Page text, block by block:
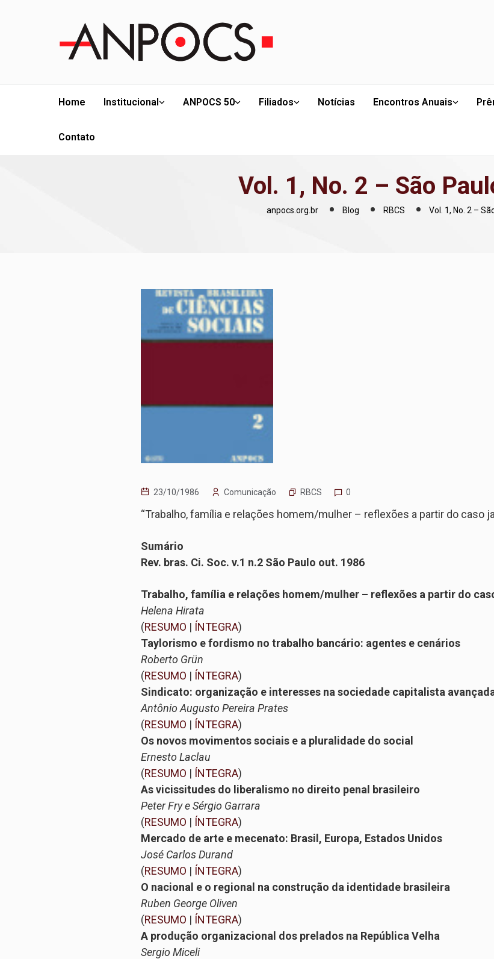
Home Institucional ANPOCS 50 Filiados Notícias Encontros Anuais
Contato
Vol. 1, No. 2 – São
anpocs.org.br Blog RBCS Vol. 1, No. 2 –
23/10/1986 Comunicação RBCS 0
“Trabalho, família e relações homem/mulher – reflexões a partir do caso
Sumário
Rev. bras. Ci. Soc. v.1 n.2 São Paulo out. 1986
Trabalho, família e relações homem/mulher – reflexões a partir do
Helena Hirata
(RESUMO | ÍNTEGRA)
Taylorismo e fordismo no trabalho bancário: agentes e cenários
Roberto Grün
(RESUMO | ÍNTEGRA)
Sindicato: organização e interesses na sociedade capitalista
Antônio Augusto Pereira Prates
(RESUMO | ÍNTEGRA)
Os novos movimentos sociais e a pluralidade do social
Ernesto Laclau
(RESUMO | ÍNTEGRA)
As vicissitudes do liberalismo no direito penal brasileiro
Peter Fry e Sérgio Garrara
(RESUMO | ÍNTEGRA)
Mercado de arte e mecenato: Brasil, Europa, Estados Unidos
José Carlos Durand
(RESUMO | ÍNTEGRA)
O nacional e o regional na construção da identidade brasileira
Ruben George Oliven
(RESUMO | ÍNTEGRA)
A produção organizacional dos prelados na República Velha
Sergio Miceli